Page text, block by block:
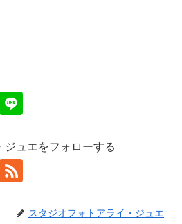
ジュエをフォローする
スタジオフォトアライ・ジュエ